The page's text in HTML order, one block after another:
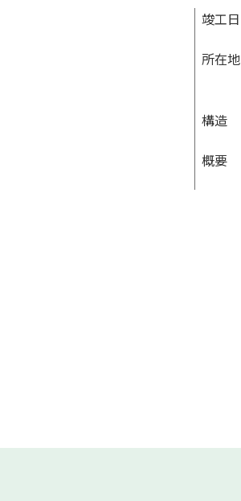
竣工日
所在地
構造
概要